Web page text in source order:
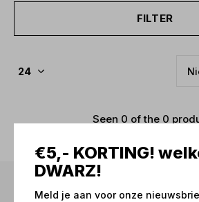
€5,- KORTING!
DWARZ!
Meld je aan voor onze
FILTER
Seen 0 of the 0